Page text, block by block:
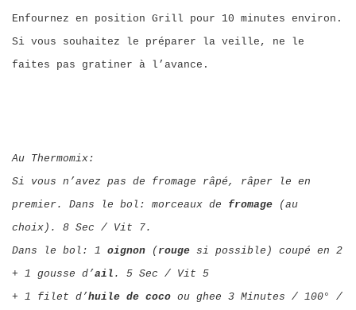
Enfournez en position Grill pour 10 minutes environ.
Si vous souhaitez le préparer la veille, ne le
faites pas gratiner à l’avance.
Au Thermomix:
Si vous n’avez pas de fromage râpé, râper le en
premier. Dans le bol: morceaux de fromage
(au
choix). 8 Sec / Vit 7.
Dans le bol: 1 oignon ( rouge si possible) coupé en 2
+ 1 gousse d’ail . 5 Sec / Vit 5
+ 1 filet d’huile de coco ou ghee 3 Minutes / 100° /